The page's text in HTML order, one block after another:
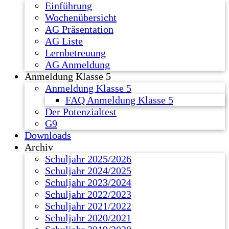
Einführung
Wochenübersicht
AG Präsentation
AG Liste
Lernbetreuung
AG Anmeldung
Anmeldung Klasse 5
Anmeldung Klasse 5
FAQ Anmeldung Klasse 5
Der Potenzialtest
G9
Downloads
Archiv
Schuljahr 2025/2026
Schuljahr 2024/2025
Schuljahr 2023/2024
Schuljahr 2022/2023
Schuljahr 2021/2022
Schuljahr 2020/2021